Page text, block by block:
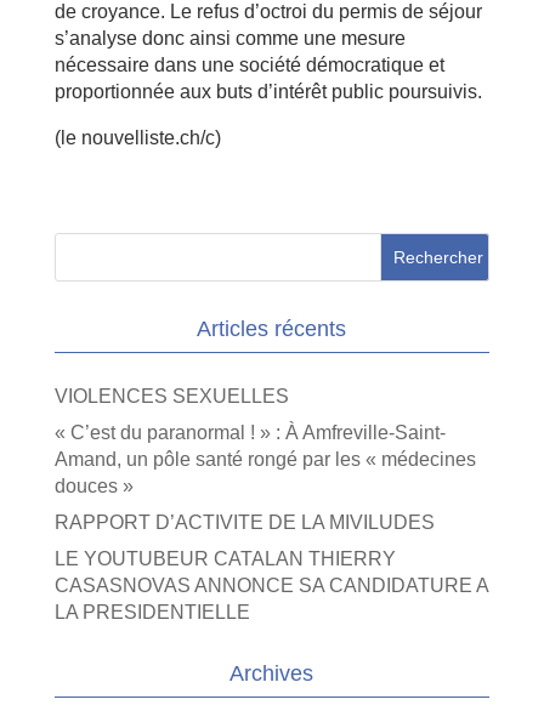
de croyance. Le refus d’octroi du permis de séjour
s’analyse donc ainsi comme une mesure
nécessaire dans une société démocratique et
proportionnée aux buts d’intérêt public poursuivis.
(le nouvelliste.ch/c)
Articles récents
VIOLENCES SEXUELLES
« C’est du paranormal ! » : À Amfreville-Saint-
Amand, un pôle santé rongé par les « médecines
douces »
RAPPORT D’ACTIVITE DE LA MIVILUDES
LE YOUTUBEUR CATALAN THIERRY
CASASNOVAS ANNONCE SA CANDIDATURE A
LA PRESIDENTIELLE
Archives